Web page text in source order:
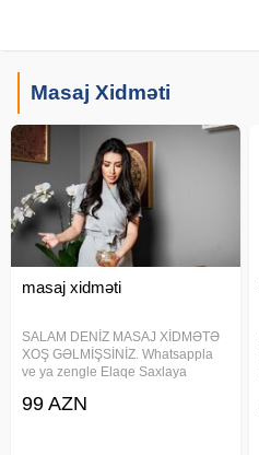
Masaj Xidməti
masaj xidməti
SALAM DENİZ MASAJ XİDMƏTƏ
XOŞ GƏLMİŞSİNİZ. Whatsappla
ve ya zengle Elaqe Saxlaya
SONADEK DIQQETLE OXUYUN
99 AZN